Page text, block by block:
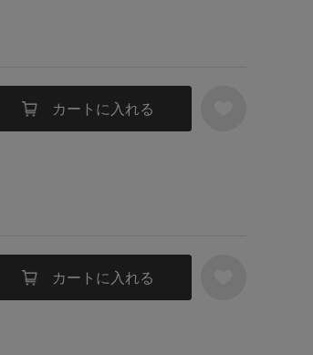
カートに入れる
カートに入れる